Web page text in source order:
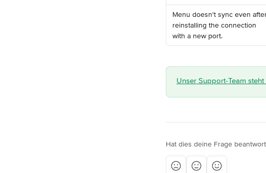
Menu doesn't sync even
reinstalling the connection
with a new port.
Unser Support-Team
Hat dies deine Frage